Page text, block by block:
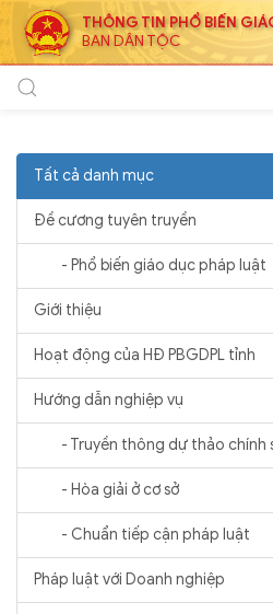
THÔNG TIN PHỔ BIẾN
BAN DÂN TỘC
Tất cả danh mục
Đề cương tuyên truyền
- Phổ biến giáo dục pháp luật
Giới thiệu
Hoạt động của HĐ PBGDPL tỉnh
Hướng dẫn nghiệp vụ
- Truyền thông dự thảo chính
- Hòa giải ở cơ sở
- Chuẩn tiếp cận pháp luật
Pháp luật với Doanh nghiệp